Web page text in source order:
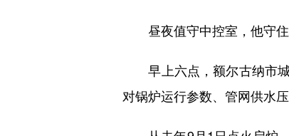
昼夜值守中控室，他守住
早上六点，额尔古纳市城
对锅炉运行参数、管网供水